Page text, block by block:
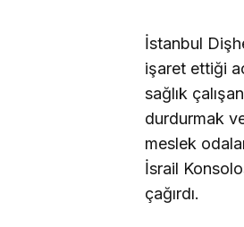
İstanbul
işaret ettiği
sağlık
durdurmak
meslek
İsrail
çağırdı.